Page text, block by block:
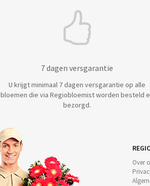
7 dagen versgarantie
U krijgt minimaal 7 dagen versgarantie op alle
bloemen die via Regiobloemist worden besteld
bezorgd.
Over